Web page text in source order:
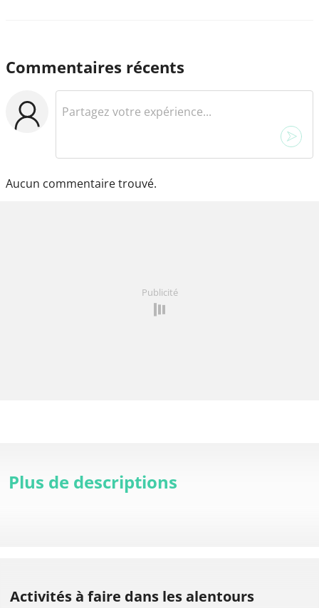
Commentaires récents
Aucun commentaire trouvé.
Publicité
Plus de descriptions
Activités à faire dans les alentours